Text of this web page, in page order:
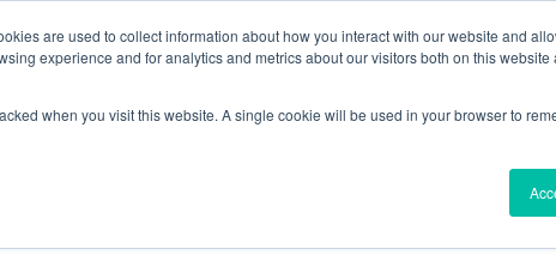
are used to collect information about how you interact with our website and
experience and for analytics and metrics about our visitors both on this website
when you visit this website. A single cookie will be used in your browser to